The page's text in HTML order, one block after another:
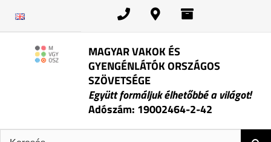
MAGYAR VAKOK ÉS
GYENGÉNLÁTÓK ORSZÁGOS
SZÖVETSÉGE
Együtt formáljuk élhetőbbé a világot!
Adószám: 19002464-2-42
Keresés: